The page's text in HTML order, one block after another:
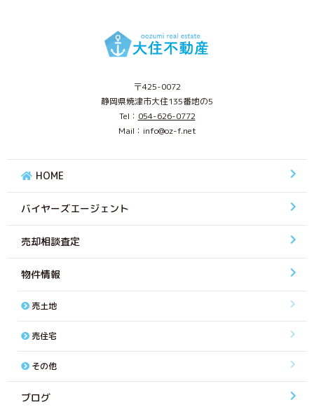
〒425-0072
静岡県焼津市大住135番地の5
Tel： 054-626-0772
Mail：info@oz-f.net
HOME
バイヤーズエージェント
売却相談査定
物件情報
売土地
売住宅
その他
ブログ